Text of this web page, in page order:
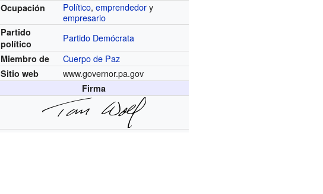
Ocupación
Político,emprendedory
empresario
Partido
político
Partido Demócrata
Miembro de Cuerpo de Paz
Sitio web www.governor.pa.gov
Firma